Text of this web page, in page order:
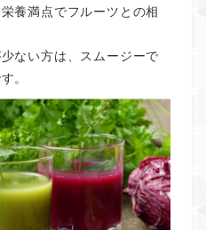
養満点でフルーツとの相
ない方は、スムージーで
。